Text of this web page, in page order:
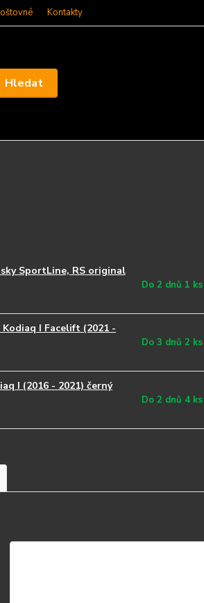
Kontakty
Hledat
SportLine, RS original
Do 2 dnů 1 ks
I Facelift (2021 -
Do 3 dnů 2 ks
I (2016 - 2021) černý
Do 2 dnů 4 ks